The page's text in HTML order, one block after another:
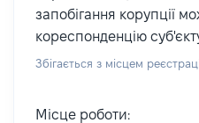
запобігання корупції
кореспонденцію
Збігається з місцем
Місце роботи: